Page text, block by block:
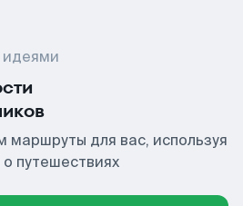
для вас, используя
путешествиях